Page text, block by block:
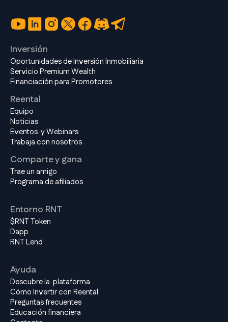
Inversión
Oportunidades de Inversión Inmobiliaria
Servicio Premium Wealth
Financiación para Promotores
Reental
Equipo
Noticias
Eventos y Webinars
Trabaja con nosotros
Comparte y gana
Trae un amigo
Programa de afiliados
Entorno RNT
$RNT Token
Dapp
RNT Lend
Ayuda
Descubre la plataforma
Cómo Invertir con Reental
Preguntas frecuentes
Educación financiera